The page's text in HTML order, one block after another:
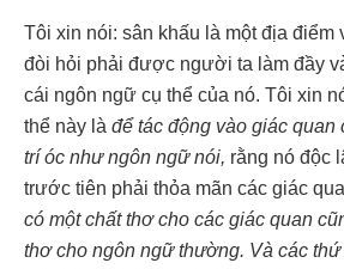
Tôi xin nói: sân khấu là một địa điểm
đòi hỏi phải được người ta làm đầy
cái ngôn ngữ cụ thể của nó. Tôi xin
thể này là để tác động vào giác quan
trí óc như ngôn ngữ nói, rằng nó độc
trước tiên phải thỏa mãn các giác
có một chất thơ cho các giác quan
thơ cho ngôn ngữ thường. Và các